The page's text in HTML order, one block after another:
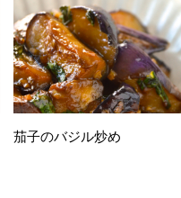
茄子のバジル炒め